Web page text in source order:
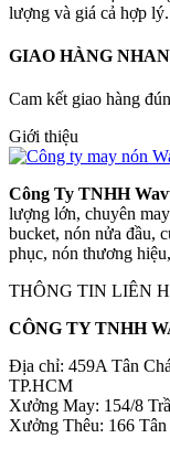
lượng và giá cả hợp lý.
GIAO HÀNG
Cam kết giao hàng
Giới thiệu
Công Ty TNHH
lượng lớn, chuyên
bucket, nón nửa đầu,
phục, nón thương hiệu,
THÔNG TIN LIÊN
CÔNG TY TNHH
Địa chỉ: 459A Tân
TP.HCM
Xưởng May: 154/8
Xưởng Thêu: 166